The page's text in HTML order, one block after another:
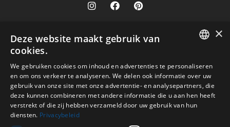
Onze winkels
Brugge
Hasselt
Leuven
Oostende
Turnhout
Versato info
Service
Over ons
Contact
Verkooppunten
Site Info
Algemene voorwaarden
Disclaimer
Veilig betalen met
FR
×
Deze website maakt gebruik van
cookies.
We gebruiken cookies om inhoud en advertenties te personaliseren
en om ons verkeer te analyseren. We delen ook informatie over uw
gebruik van onze site met onze advertentie- en analysepartners, die
deze kunnen combineren met andere informatie die u aan hen heeft
verstrekt of die zij hebben verzameld door uw gebruik van hun
diensten. Privacybeleid